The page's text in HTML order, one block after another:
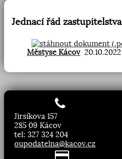
Jednací řád zastupitelstva
Městyse Kácov20.10.2022
Jirsíkova 157
285 09 Kácov
tel: 327 324 204
oupodatelna@kacov.cz